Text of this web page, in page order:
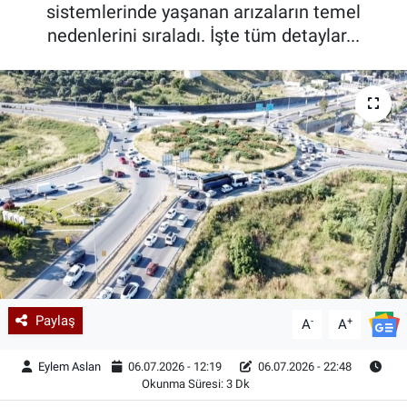
sistemlerinde yaşanan arızaların temel
nedenlerini sıraladı. İşte tüm detaylar...
Paylaş A- A+
Eylem Aslan 06.07.2026 - 12:19
06.07.2026 - 22:48
Okunma Süresi: 3 Dk